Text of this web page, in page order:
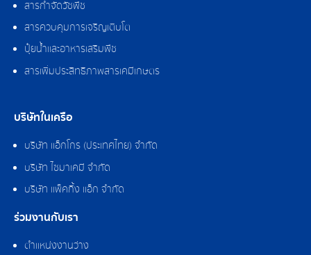
สารกำจัดวัชพืช
สารควบคุมการเจริญเติบโต
ปุ๋ยน้ำและอาหารเสริมพืช
สารเพิ่มประสิทธิภาพสารเคมีเกษตร
บริษัทในเครือ
บริษัท แอ็กโกร (ประเทศไทย) จำกัด
บริษัท ไซมาเคมี จำกัด
บริษัท แพ็คกิ้ง แอ็ก จำกัด
ร่วมงานกับเรา
ตำแหน่งงานว่าง